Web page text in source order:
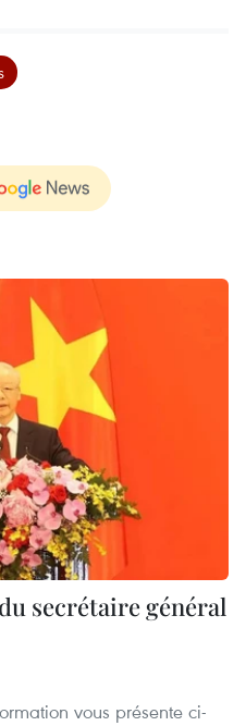
secrétaire général
vous présente ci-